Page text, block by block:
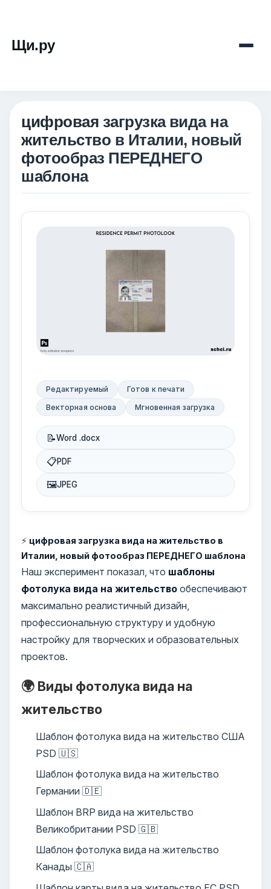
Щи.ру
цифровая загрузка вида на
жительство в Италии, новый
фотообраз ПЕРЕДНЕГО
шаблона
Редактируемый
Готов к печати
Векторная основа
Мгновенная загрузка
📝Word .docx
📋PDF
🖼JPEG
⚡ цифровая загрузка вида на жительство в
Италии, новый фотообраз ПЕРЕДНЕГО шаблона
Наш эксперимент показал, что шаблоны
фотолука вида на жительство обеспечивают
максимально реалистичный дизайн,
профессиональную структуру и удобную
настройку для творческих и образовательных
проектов.
🌍 Виды фотолука вида на
жительство
Шаблон фотолука вида на жительство США
PSD 🇺🇸
Шаблон фотолука вида на жительство
Германии 🇩🇪
Шаблон BRP вида на жительство
Великобритании PSD 🇬🇧
Шаблон фотолука вида на жительство
Канады 🇨🇦